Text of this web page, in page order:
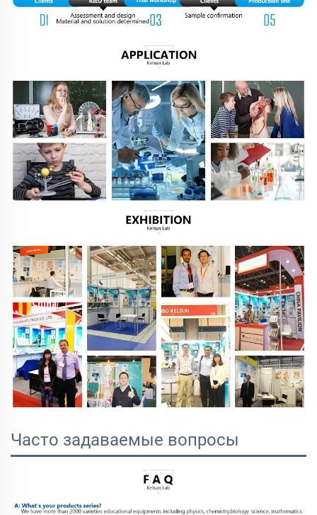
Часто задаваемые вопросы